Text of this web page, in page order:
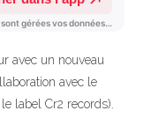
avec un nouveau
avec le
label Cr2 records).